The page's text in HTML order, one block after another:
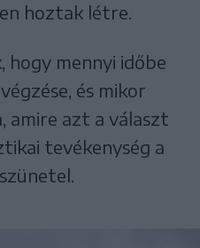
hoztak létre.
hogy mennyi időbe
és mikor
amire azt a választ
tevékenység a